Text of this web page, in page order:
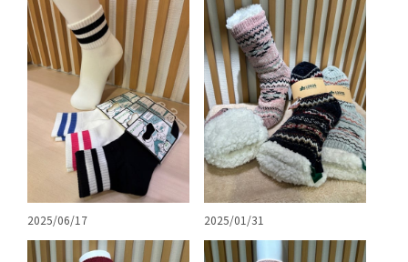
2025/06/17 2025/01/31